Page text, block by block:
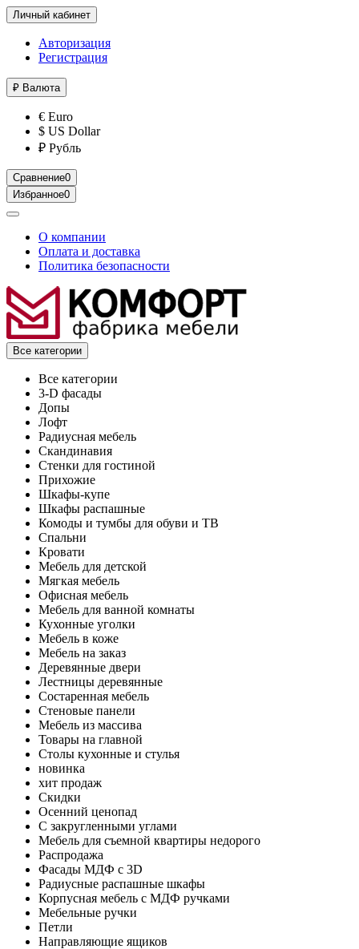
Личный кабинет
Авторизация
Регистрация
₽ Валюта
€ Euro
$ US Dollar
₽ Рубль
Сравнение0
Избранное0
О компании
Оплата и доставка
Политика безопасности
Все категории
Все категории
3-D фасады
Допы
Лофт
Радиусная мебель
Скандинавия
Стенки для гостиной
Прихожие
Шкафы-купе
Шкафы распашные
Комоды и тумбы для обуви и ТВ
Спальни
Кровати
Мебель для детской
Мягкая мебель
Офисная мебель
Мебель для ванной комнаты
Кухонные уголки
Мебель в коже
Мебель на заказ
Деревянные двери
Лестницы деревянные
Состаренная мебель
Стеновые панели
Мебель из массива
Товары на главной
Столы кухонные и стулья
новинка
хит продаж
Скидки
Осенний ценопад
С закругленными углами
Мебель для съемной квартиры недорого
Распродажа
Фасады МДФ с 3D
Радиусные распашные шкафы
Корпусная мебель с МДФ ручками
Мебельные ручки
Петли
Направляющие ящиков